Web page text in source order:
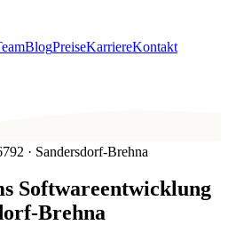
BlogPreiseKarriereKontakt
· Sandersdorf-Brehna
Softwareentwicklung
Brehna